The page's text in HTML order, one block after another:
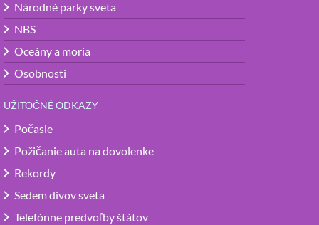
Národné parky sveta
NBS
Oceány a moria
Osobnosti
UŽITOČNÉ ODKAZY
Počasie
Požičanie auta na dovolenke
Rekordy
Sedem divov sveta
Telefónne predvoľby štátov